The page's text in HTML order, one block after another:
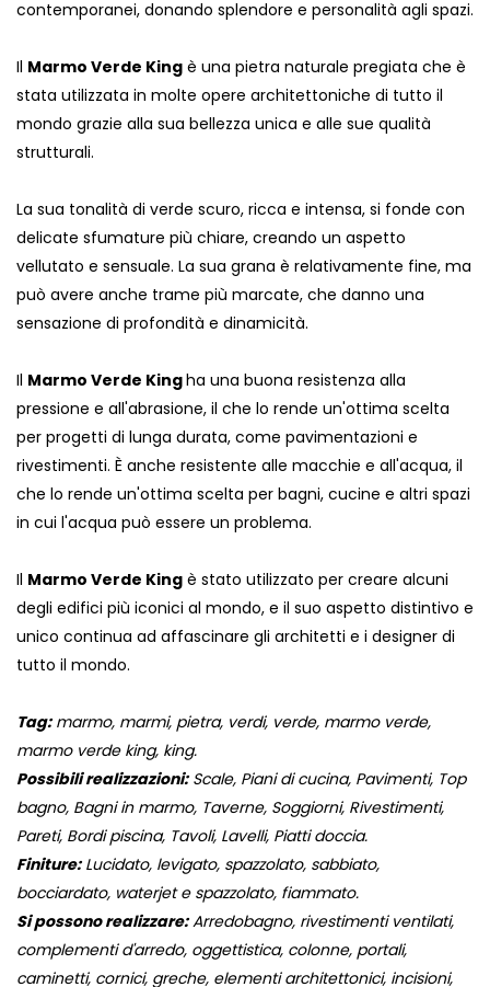
contemporanei, donando splendore e personalità agli spazi.
Il Marmo Verde King è una pietra naturale pregiata che è
stata utilizzata in molte opere architettoniche di tutto il
mondo grazie alla sua bellezza unica e alle sue qualità
strutturali.
La sua tonalità di verde scuro, ricca e intensa, si fonde con
delicate sfumature più chiare, creando un aspetto
vellutato e sensuale. La sua grana è relativamente fine, ma
può avere anche trame più marcate, che danno una
sensazione di profondità e dinamicità.
Il Marmo Verde Kingha una buona resistenza alla
pressione e all'abrasione, il che lo rende un'ottima scelta
per progetti di lunga durata, come pavimentazioni e
rivestimenti. È anche resistente alle macchie e all'acqua, il
che lo rende un'ottima scelta per bagni, cucine e altri spazi
in cui l'acqua può essere un problema.
Il Marmo Verde King è stato utilizzato per creare alcuni
degli edifici più iconici al mondo, e il suo aspetto distintivo e
unico continua ad affascinare gli architetti e i designer di
tutto il mondo.
Tag:marmo, marmi, pietra, verdi, verde, marmo verde,
marmo verde king, king.
Possibili realizzazioni:Scale, Piani di cucina, Pavimenti, Top
bagno, Bagni in marmo, Taverne, Soggiorni, Rivestimenti,
Pareti, Bordi piscina, Tavoli, Lavelli, Piatti doccia.
Finiture:Lucidato, levigato, spazzolato, sabbiato,
bocciardato, waterjet e spazzolato, fiammato.
Si possono realizzare:Arredobagno, rivestimenti ventilati,
complementi d'arredo, oggettistica, colonne, portali,
caminetti, cornici, greche, elementi architettonici, incisioni,